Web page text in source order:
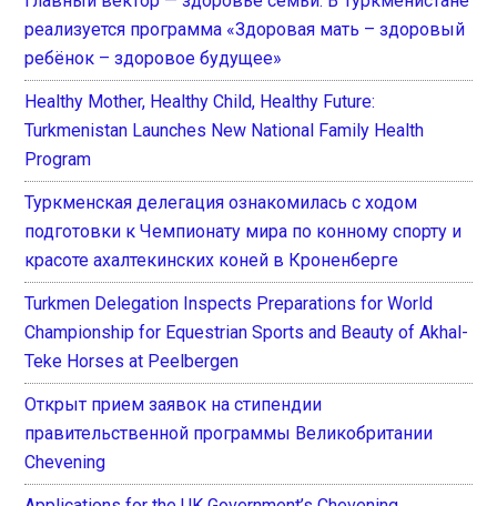
реализуется программа «Здоровая мать – здоровый
ребёнок – здоровое будущее»
Healthy Mother, Healthy Child, Healthy Future:
Turkmenistan Launches New National Family Health
Program
Туркменская делегация ознакомилась с ходом
подготовки к Чемпионату мира по конному спорту и
красоте ахалтекинских коней в Кроненберге
Turkmen Delegation Inspects Preparations for World
Championship for Equestrian Sports and Beauty of Akhal-
Teke Horses at Peelbergen
Открыт прием заявок на стипендии
правительственной программы Великобритании
Chevening